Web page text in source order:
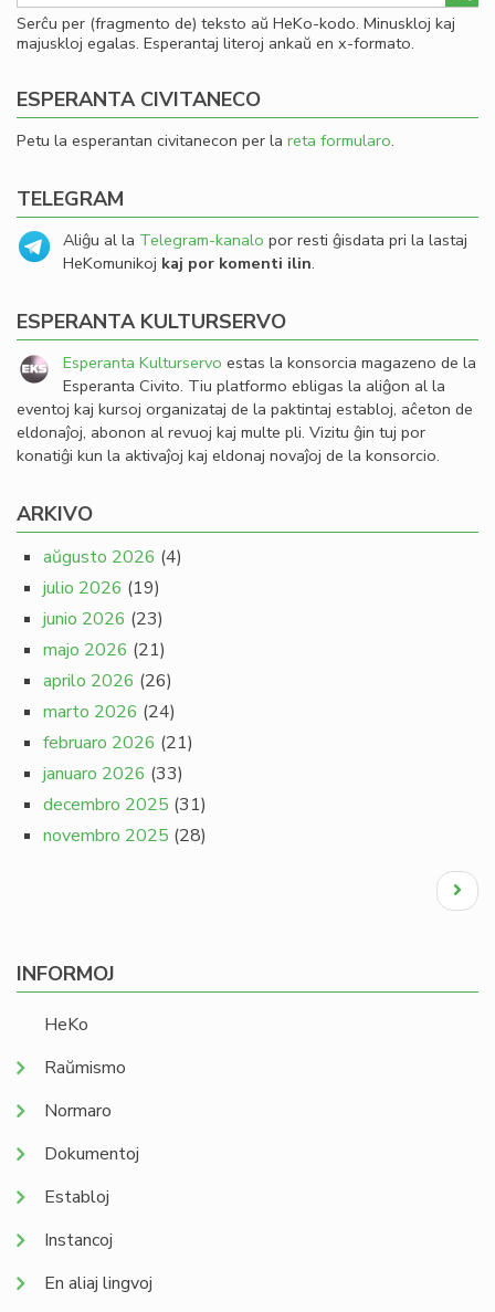
Serĉu per (fragmento de) teksto aŭ HeKo-kodo. Minuskloj kaj
majuskloj egalas. Esperantaj literoj ankaŭ en x-formato.
ESPERANTA CIVITANECO
Petu la esperantan civitanecon per la reta formularo.
TELEGRAM
Aliĝu al la Telegram-kanalo por resti ĝisdata pri la lastaj
HeKomunikoj kaj por komenti ilin.
ESPERANTA KULTURSERVO
Esperanta Kulturservo estas la konsorcia magazeno de la
Esperanta Civito. Tiu platformo ebligas la aliĝon al la
eventoj kaj kursoj organizataj de la paktintaj establoj, aĉeton de
eldonaĵoj, abonon al revuoj kaj multe pli. Vizitu ĝin tuj por
konatiĝi kun la aktivaĵoj kaj eldonaj novaĵoj de la konsorcio.
ARKIVO
aŭgusto 2026 (4)
julio 2026 (19)
junio 2026 (23)
majo 2026 (21)
aprilo 2026 (26)
marto 2026 (24)
februaro 2026 (21)
januaro 2026 (33)
decembro 2025 (31)
novembro 2025 (28)
Next
page
INFORMOJ
HeKo
Raŭmismo
Normaro
Dokumentoj
Establoj
Instancoj
En aliaj lingvoj